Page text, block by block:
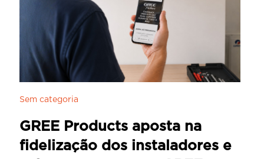
Sem categoria
GREE Products aposta na
fidelização dos instaladores e